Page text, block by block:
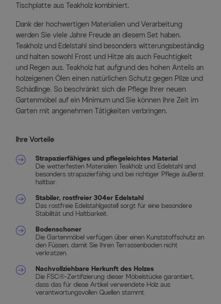
Tischplatte aus Teakholz kombiniert.
Dank der hochwertigen Materialien und Verarbeitung
werden Sie viele Jahre Freude an diesem Set haben.
Teakholz und Edelstahl sind besonders witterungsbeständig
und halten sowohl Frost und Hitze als auch Feuchtigkeit
und Regen aus. Teakholz hat aufgrund des hohen Anteils an
holzeigenen Ölen einen natürlichen Schutz gegen Pilze und
Schädlinge. So beschränkt sich die Pflege Ihrer neuen
Gartenmöbel auf ein Minimum und Sie können Ihre Zeit im
Garten mit angenehmen Tätigkeiten verbringen.
Ihre Vorteile
Strapazierfähiges und pflegeleichtes Material
Die wetterfesten Materialien Teakholz und Edelstahl sind
besonders strapazierfähig und bei richtiger Pflege äußerst
haltbar.
Stabiler, rostfreier 304er Edelstahl
Das rostfreie Edelstahlgestell sorgt für eine besondere
Stabilität und Haltbarkeit.
Bodenschoner
Die Gartenmöbel verfügen über einen Kunststoffschutz an
den Füssen, damit Sie Ihren Terrassenboden nicht
verkratzen.
Nachvollziehbare Herkunft des Holzes
Die FSC®-Zertifizierung dieser Möbelstücke garantiert,
dass das für diese Artikel verwendete Holz aus
verantwortungsvollen Quellen stammt.